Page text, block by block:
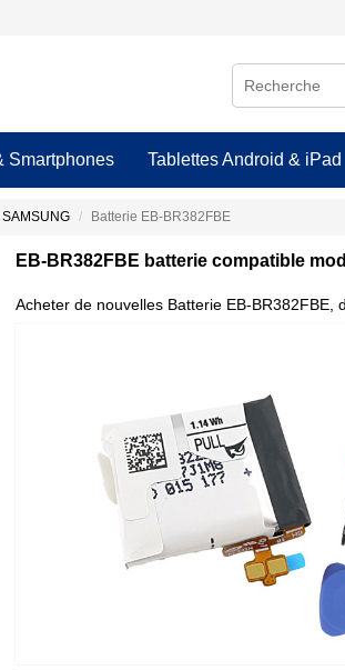
Smartphones Tablettes Android & iPad
Batterie EB-BR382FBE
EB-BR382FBE batterie compatible
Acheter de nouvelles Batterie EB-BR382FBE,